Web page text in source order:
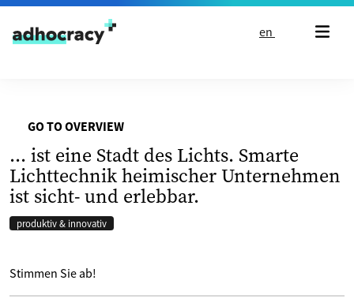
Skip to content
en
GO TO OVERVIEW
... ist eine Stadt des Lichts. Smarte
Lichttechnik heimischer Unternehmen
ist sicht- und erlebbar.
produktiv & innovativ
Stimmen Sie ab!